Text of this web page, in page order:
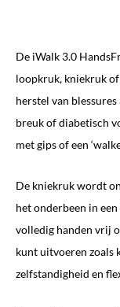
De iWalk 3.0
loopkruk, kniekruk
herstel van
breuk of diabetisch
met gips of een
De kniekruk wordt
het onderbeen in
volledig handen vrij
kunt uitvoeren zoals
zelfstandigheid en